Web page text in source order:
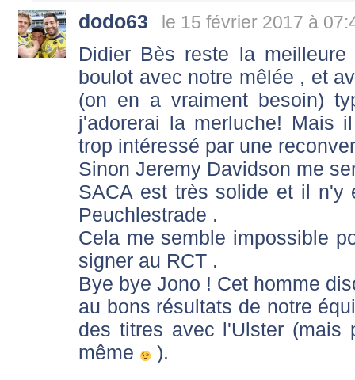
dodo63 le 15 février 2017 à
Didier Bès reste la
boulot avec notre mêlée , et
(on en a vraiment besoin)
j'adorerai la merluche! Mais
trop intéressé par une
Sinon Jeremy Davidson me
SACA est très solide et il n'y
Peuchlestrade .
Cela me semble impossible
signer au RCT .
Bye bye Jono ! Cet homme
au bons résultats de notre
des titres avec l'Ulster (mais
même
).